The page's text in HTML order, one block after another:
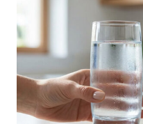
QUE
DIT
VRAIMENT
LA
SCIENCE